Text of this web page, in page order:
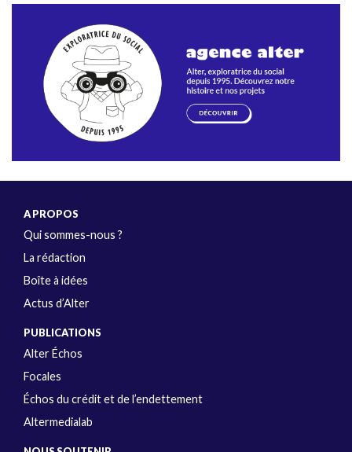
A PROPOS
Qui sommes-nous ?
La rédaction
Boîte à idées
Actus d’Alter
PUBLICATIONS
Alter Échos
Focales
Échos du crédit et de l’endettement
Altermedialab